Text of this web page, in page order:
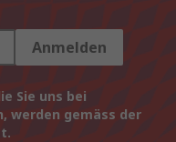
Anmelden
Sie uns bei
werden gemäss der